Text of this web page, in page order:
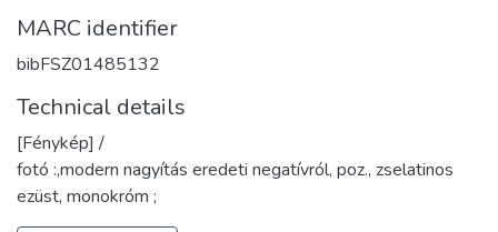
MARC identifier
bibFSZ01485132
Technical details
[Fénykép] /
fotó :,modern nagyítás eredeti negatívról, poz., zselatinos
ezüst, monokróm ;